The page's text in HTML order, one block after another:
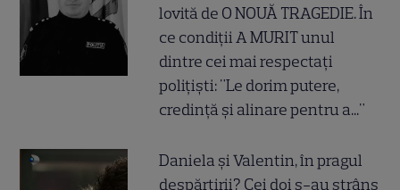
lovită de O NOUĂ TRAGEDIE. În
ce condiții A MURIT unul
dintre cei mai respectați
polițiști: "Le dorim putere,
credință și alinare pentru a..."
Daniela și Valentin, în pragul
despărțirii? Cei doi s-au strâns